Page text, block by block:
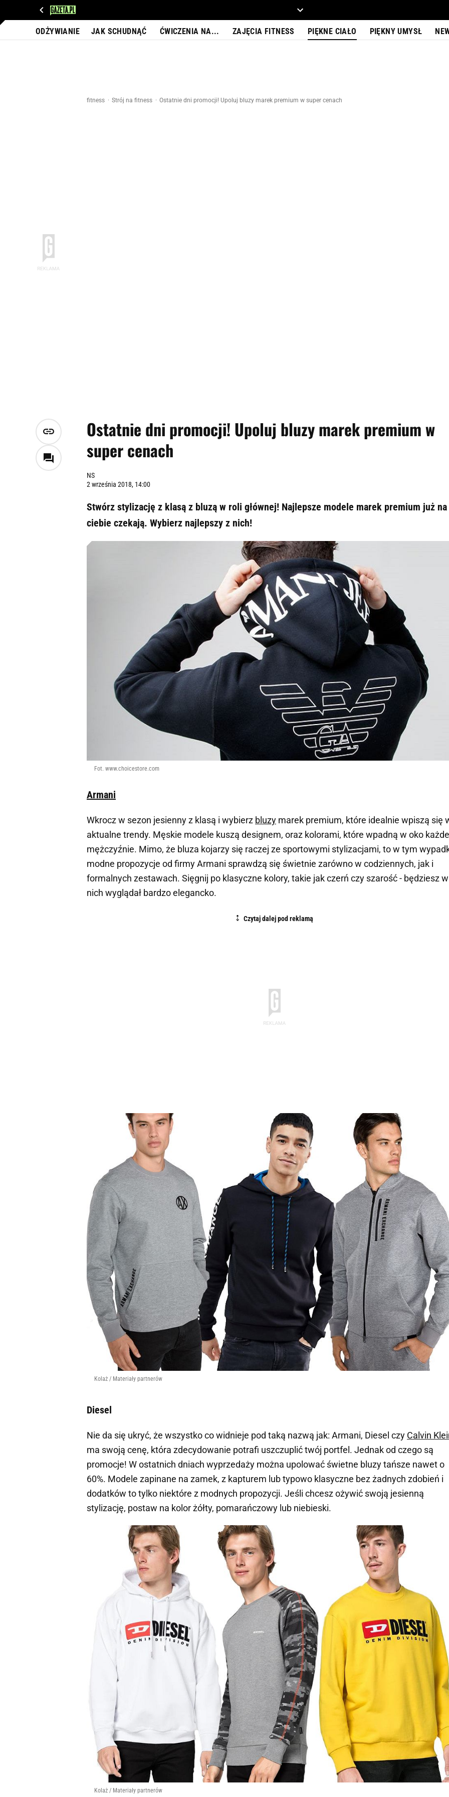
ODŻYWIANIE JAK SCHUDNĄĆ ĆWICZENIA NA... ZAJĘCIA FITNESS PIĘKNE CIAŁO PIĘKNY UMYSŁ
fitness Strój na fitness Ostatnie dni promocji! Upoluj bluzy marek premium w super cenach
Ostatnie dni promocji! Upoluj bluzy marek premium w
super cenach
NS
2 września 2018, 14:00
Stwórz stylizację z klasą z bluzą w roli głównej! Najlepsze modele marek premium już na
ciebie czekają. Wybierz najlepszy z nich!
Fot. www.choicestore.com
Armani
Wkrocz w sezon jesienny z klasą i wybierz bluzy marek premium, które idealnie wpiszą się
aktualne trendy. Męskie modele kuszą designem, oraz kolorami, które wpadną w oko
mężczyźnie. Mimo, że bluza kojarzy się raczej ze sportowymi stylizacjami, to w tym
modne propozycje od firmyArmani sprawdzą się świetnie zarówno w codziennych, jak i
formalnych zestawach. Sięgnij po klasyczne kolory, takie jak czerń czy szarość - będziesz w
nich wyglądał bardzo elegancko.
Kolaż / Materiały partnerów
Diesel
Nie da się ukryć, że wszystko co widnieje pod taką nazwą jak: Armani, Diesel czy Calvin
ma swoją cenę, która zdecydowanie potrafi uszczuplić twój portfel. Jednak od czego są
promocje! W ostatnich dniach wyprzedaży można upolować świetne bluzy tańsze nawet o
60%. Modele zapinane na zamek, z kapturem lub typowo klasyczne bez żadnych zdobień i
dodatków to tylko niektóre z modnych propozycji. Jeśli chcesz ożywić swoją jesienną
stylizację, postaw na kolor żółty, pomarańczowy lub niebieski.
Kolaż / Materiały partnerów